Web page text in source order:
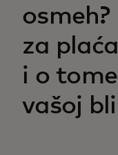
za
i o
vašoj